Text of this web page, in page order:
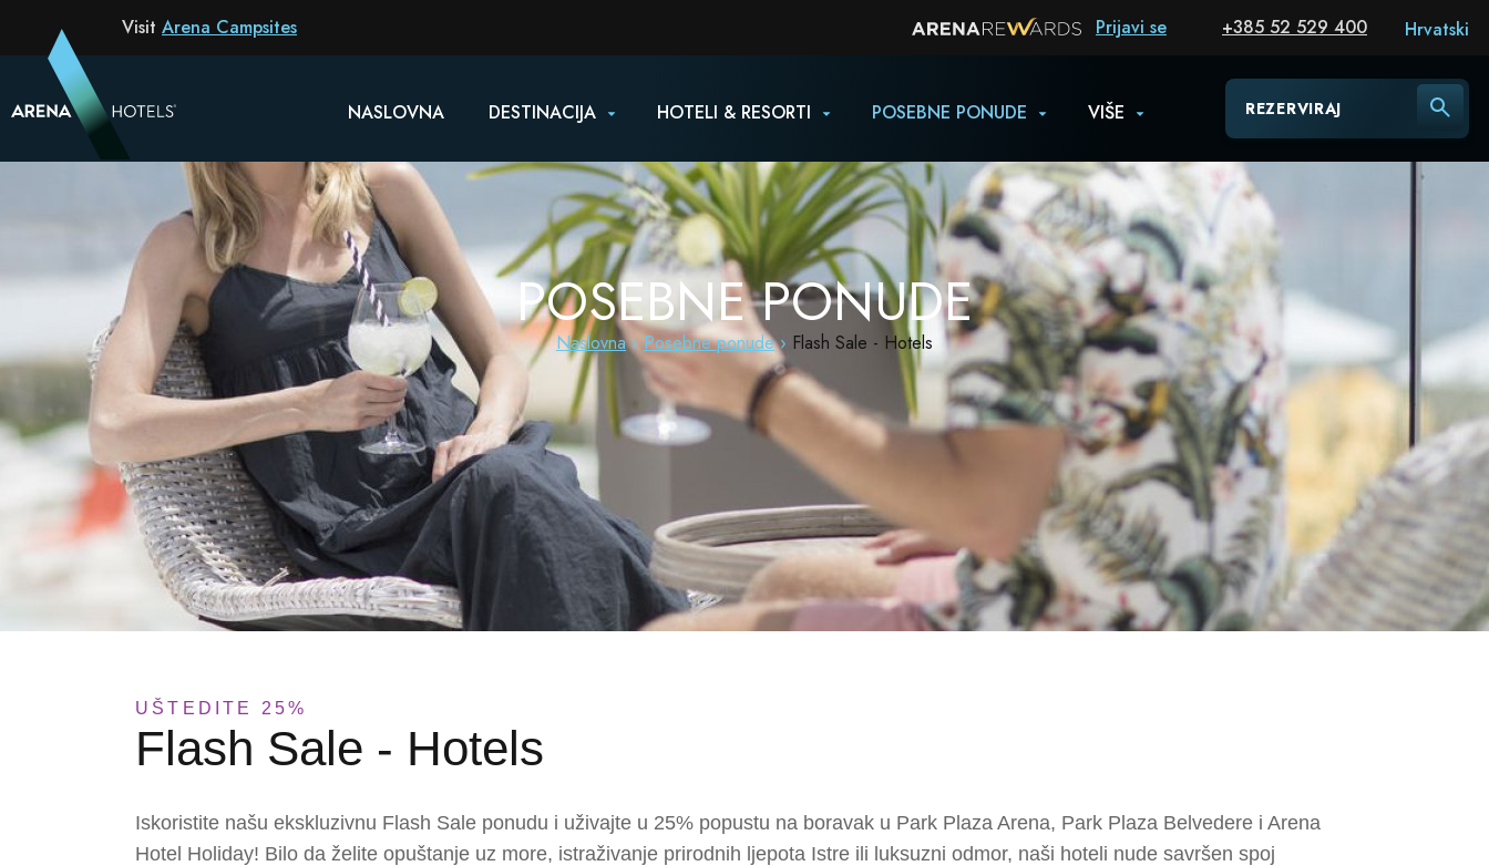
Visit Arena Campsites Prijavi se +385 52 529 400
NASLOVNA DESTINACIJA HOTELI & RESORTI POSEBNE PONUDE VIŠE REZERVIRAJ
Hrvatski
POSEBNE PONUDE
Naslovna Posebne ponude Flash Sale - Hotels
UŠTEDITE 25%
Flash Sale - Hotels
Iskoristite našu ekskluzivnu Flash Sale ponudu i uživajte u 25% popustu na boravak u Park Plaza Arena, Park Plaza Belvedere i Arena
Hotel Holiday! Bilo da želite opuštanje uz more, istraživanje prirodnih ljepota Istre ili luksuzni odmor, naši hoteli nude savršen spoj